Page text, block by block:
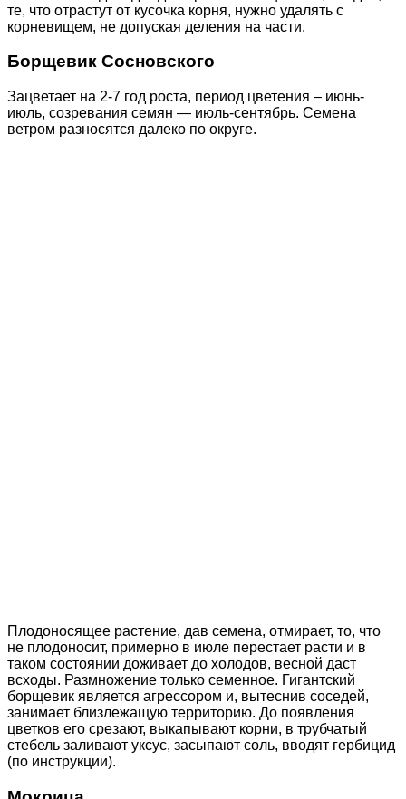
те, что отрастут от кусочка корня, нужно удалять с
корневищем, не допуская деления на части.
Борщевик Сосновского
Зацветает на 2-7 год роста, период цветения – июнь-
июль, созревания семян — июль-сентябрь. Семена
ветром разносятся далеко по округе.
Плодоносящее растение, дав семена, отмирает, то, что
не плодоносит, примерно в июле перестает расти и в
таком состоянии доживает до холодов, весной даст
всходы. Размножение только семенное. Гигантский
борщевик является агрессором и, вытеснив соседей,
занимает близлежащую территорию. До появления
цветков его срезают, выкапывают корни, в трубчатый
стебель заливают уксус, засыпают соль, вводят гербицид
(по инструкции).